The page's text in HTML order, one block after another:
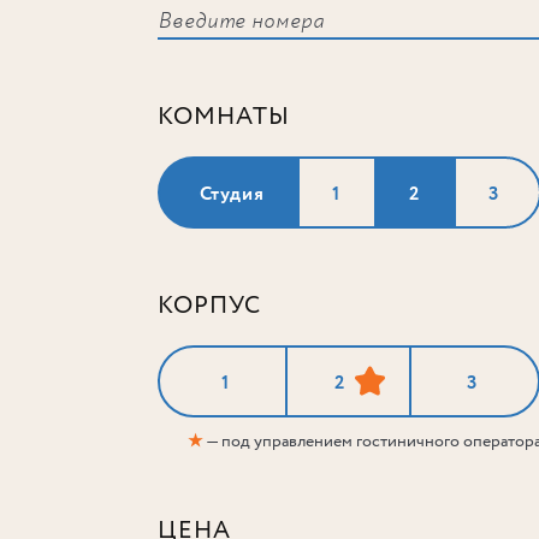
КОМНАТЫ
Студия 1 2 3
КОРПУС
1 2 3
★— под управлением гостиничного
ЦЕНА